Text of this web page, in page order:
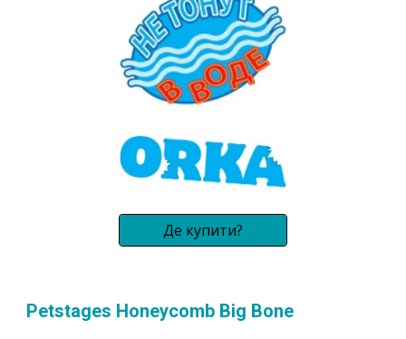
Де купити?
Petstages Honeycomb Big Bone